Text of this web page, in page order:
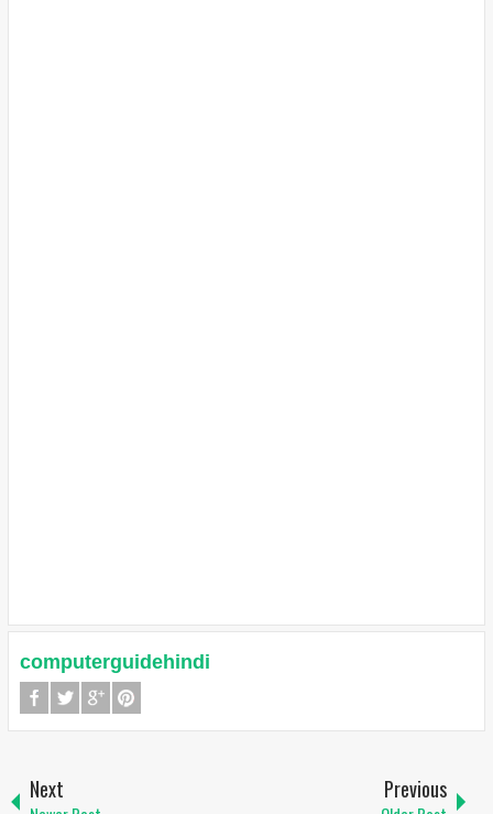
computerguidehindi
Next Previous